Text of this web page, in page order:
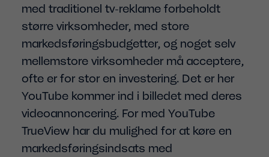
med traditionel tv-reklame forbeholdt
større virksomheder, med store
markedsføringsbudgetter, og noget selv
mellemstore virksomheder må acceptere,
ofte er for stor en investering. Det er her
YouTube kommer ind i billedet med deres
videoannoncering. For med YouTube
TrueView har du mulighed for at køre en
markedsføringsindsats med